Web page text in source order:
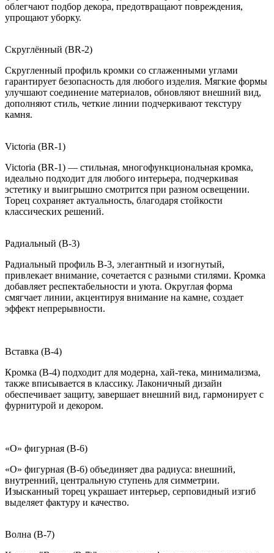
облегчают подбор декора, предотвращают повреждения,
упрощают уборку.
Скруглённый (BR-2)
Скругленный профиль кромки со сглаженными углами
гарантирует безопасность для любого изделия. Мягкие формы
улучшают соединение материалов, обновляют внешний вид,
дополняют стиль, четкие линии подчеркивают текстуру
камня.
Victoria (BR-1)
Victoria (BR-1) — стильная, многофункциональная кромка,
идеально подходит для любого интерьера, подчеркивая
эстетику и выигрышно смотрится при разном освещении.
Торец сохраняет актуальность, благодаря стойкости
классических решений.
Радиальный (B-3)
Радиальный профиль B-3, элегантный и изогнутый,
привлекает внимание, сочетается с разными стилями. Кромка
добавляет респектабельности и уюта. Округлая форма
смягчает линии, акцентируя внимание на камне, создает
эффект непрерывности.
Вставка (B-4)
Кромка (B-4) подходит для модерна, хай-тека, минимализма,
также вписывается в классику. Лаконичный дизайн
обеспечивает защиту, завершает внешний вид, гармонирует с
фурнитурой и декором.
«О» фигурная (B-6)
«О» фигурная (B-6) объединяет два радиуса: внешний,
внутренний, центральную ступень для симметрии.
Изысканный торец украшает интерьер, серповидный изгиб
выделяет фактуру и качество.
Волна (B-7)